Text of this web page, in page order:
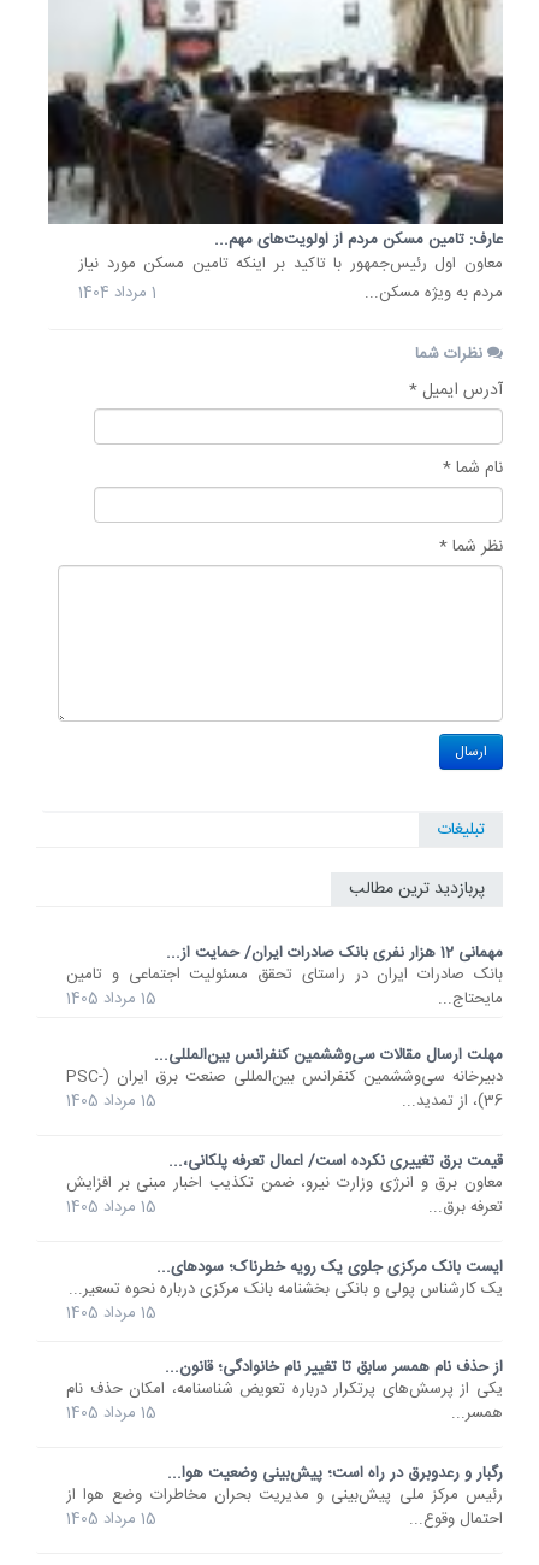
عارف: تامین مسکن مردم از اولویت‌های مهم...
معاون اول رئیس‌جمهور با تاکید بر اینکه تامین مسکن مورد نیاز
مردم به ویژه مسکن...
1 مرداد 1404
نظرات شما
آدرس ایمیل *
نام شما *
نظر شما *
تبلیغات
پربازدید ترین مطالب
مهمانی 12 هزار نفری بانک صادرات ایران/ حمایت از...
​بانک صادرات ایران در راستای تحقق مسئولیت اجتماعی و تامین
مایحتاج...
15 مرداد 1405
مهلت ارسال مقالات سی‌وششمین کنفرانس بین‌المللی...
دبیرخانه سی‌وششمین کنفرانس بین‌المللی صنعت برق ایران (PSC-
36)، از تمدید...
15 مرداد 1405
قیمت برق تغییری نکرده است/ اعمال تعرفه پلکانی،...
معاون برق و انرژی وزارت نیرو، ضمن تکذیب اخبار مبنی بر افزایش
تعرفه برق...
15 مرداد 1405
ایست بانک مرکزی جلوی یک رویه خطرناک؛ سودهای...
یک کارشناس پولی و بانکی بخشنامه بانک مرکزی درباره نحوه تسعیر...
15 مرداد 1405
از حذف نام همسر سابق تا تغییر نام خانوادگی؛ قانون...
یکی از پرسش‌های پرتکرار درباره تعویض شناسنامه، امکان حذف نام
همسر...
15 مرداد 1405
رگبار و رعدوبرق در راه است؛ پیش‌بینی وضعیت هوا...
رئیس مرکز ملی پیش‌بینی و مدیریت بحران مخاطرات وضع هوا از
احتمال وقوع...
15 مرداد 1405